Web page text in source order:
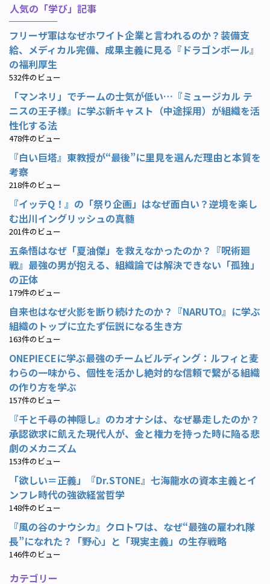
人気の「学び」記事
フリーザ軍はなぜホワイト企業と言われるのか？装備支
給、メディカル完備、成果主義に見る『ドラゴンボール』
の福利厚生
532件のビュー
「マンネリ」でチームの士気が低い…『ミュージカル テ
ニスの王子様』に学ぶ新キャスト（中途採用）が組織を活
性化する法
478件のビュー
『白い巨塔』東教授が“最後”に里見を選んだ理由と本質を
考察
218件のビュー
『イッテQ！』の「祭り企画」はなぜ面白い？逆境を楽し
む出川イングリッシュの真髄
201件のビュー
五条悟はなぜ「夏油傑」を救えなかったのか？『呪術廻
戦』最強の男が抱える、組織論では解決できない「孤独」
の正体
179件のビュー
自来也はなぜ火影を断り続けたのか？『NARUTO』に学ぶ
組織のトップに立たず伝説になる生き方
163件のビュー
ONEPIECEに学ぶ最強のチームビルディング：ルフィと麦
わらの一味から、個性を活かし絶対的な信頼で繋がる組織
の作り方を学ぶ
157件のビュー
『千と千尋の神隠し』のカオナシは、なぜ暴走したのか？
承認欲求に飢えた現代人が、金と権力を持った時に陥る悲
劇のメカニズム
153件のビュー
「欲しい＝正義」『Dr.STONE』七海龍水の資本主義とイ
ンフレ時代の強欲経営哲学
148件のビュー
『風の谷のナウシカ』クロトワは、なぜ“最強の雇われ隊
長”になれた？「野心」と「現実主義」の生存戦略
146件のビュー
カテゴリー